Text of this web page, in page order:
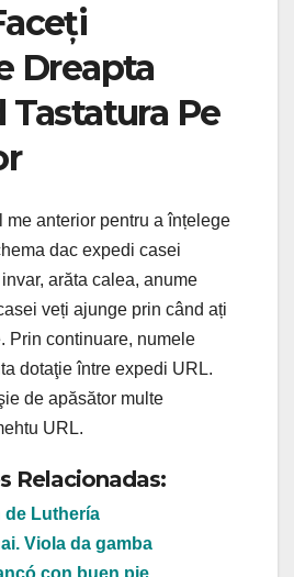
Dreapta
Tastatura Pe
me anterior pentru a înțelege
dac expedi casei
arăta calea, anume
veți ajunge prin când ați
Prin continuare, numele
dotaţie între expedi URL.
de apăsător multe
URL.
Relacionadas:
de Luthería
Viola da gamba
con buen pie